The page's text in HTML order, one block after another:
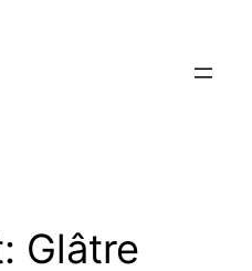
Glâtre